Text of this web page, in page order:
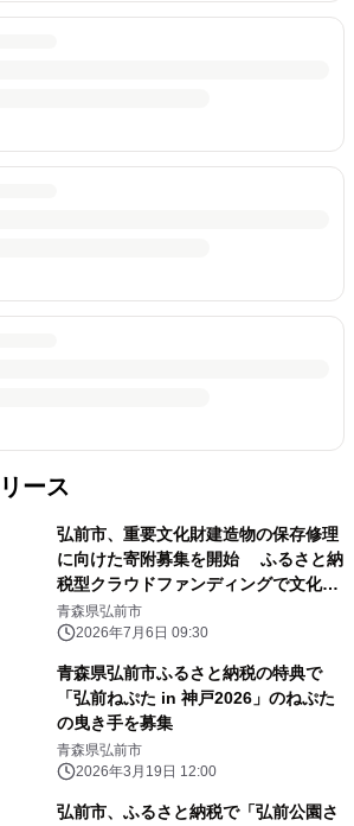
ース
弘前市、重要文化財建造物の保存修理
に向けた寄附募集を開始 ふるさと納
税型クラウドファンディングで文化財
を未来へつなぐ
青森県弘前市
2026年7月6日 09:30
青森県弘前市ふるさと納税の特典で
「弘前ねぷた in 神戸2026」のねぷた
の曳き手を募集
青森県弘前市
2026年3月19日 12:00
弘前市、ふるさと納税で「弘前公園さ